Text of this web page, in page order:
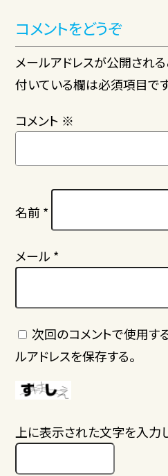
コメントをどうぞ
メールアドレスが公開され
付いている欄は必須項目です
コメント ※
名前 *
メール *
次回のコメントで使用す
ルアドレスを保存する。
上に表示された文字を入力